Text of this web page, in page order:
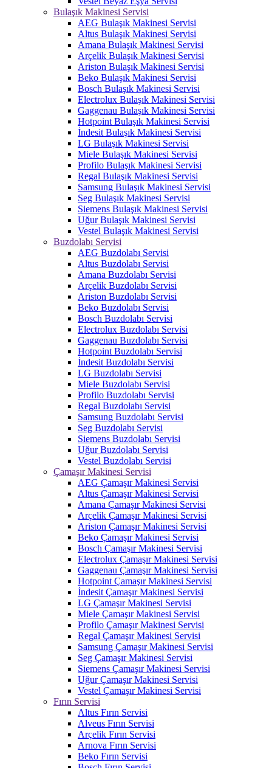
Bulaşık Makinesi Servisi
AEG Bulaşık Makinesi Servisi
Altus Bulaşık Makinesi Servisi
Amana Bulaşık Makinesi Servisi
Arçelik Bulaşık Makinesi Servisi
Ariston Bulaşık Makinesi Servisi
Beko Bulaşık Makinesi Servisi
Bosch Bulaşık Makinesi Servisi
Electrolux Bulaşık Makinesi Servisi
Gaggenau Bulaşık Makinesi Servisi
Hotpoint Bulaşık Makinesi Servisi
İndesit Bulaşık Makinesi Servisi
LG Bulaşık Makinesi Servisi
Miele Bulaşık Makinesi Servisi
Profilo Bulaşık Makinesi Servisi
Regal Bulaşık Makinesi Servisi
Samsung Bulaşık Makinesi Servisi
Seg Bulaşık Makinesi Servisi
Siemens Bulaşık Makinesi Servisi
Uğur Bulaşık Makinesi Servisi
Vestel Bulaşık Makinesi Servisi
Buzdolabı Servisi
AEG Buzdolabı Servisi
Altus Buzdolabı Servisi
Amana Buzdolabı Servisi
Arçelik Buzdolabı Servisi
Ariston Buzdolabı Servisi
Beko Buzdolabı Servisi
Bosch Buzdolabı Servisi
Electrolux Buzdolabı Servisi
Gaggenau Buzdolabı Servisi
Hotpoint Buzdolabı Servisi
İndesit Buzdolabı Servisi
LG Buzdolabı Servisi
Miele Buzdolabı Servisi
Profilo Buzdolabı Servisi
Regal Buzdolabı Servisi
Samsung Buzdolabı Servisi
Seg Buzdolabı Servisi
Siemens Buzdolabı Servisi
Uğur Buzdolabı Servisi
Vestel Buzdolabı Servisi
Çamaşır Makinesi Servisi
AEG Çamaşır Makinesi Servisi
Altus Çamaşır Makinesi Servisi
Amana Çamaşır Makinesi Servisi
Arçelik Çamaşır Makinesi Servisi
Ariston Çamaşır Makinesi Servisi
Beko Çamaşır Makinesi Servisi
Bosch Çamaşır Makinesi Servisi
Electrolux Çamaşır Makinesi Servisi
Gaggenau Çamaşır Makinesi Servisi
Hotpoint Çamaşır Makinesi Servisi
İndesit Çamaşır Makinesi Servisi
LG Çamaşır Makinesi Servisi
Miele Çamaşır Makinesi Servisi
Profilo Çamaşır Makinesi Servisi
Regal Çamaşır Makinesi Servisi
Samsung Çamaşır Makinesi Servisi
Seg Çamaşır Makinesi Servisi
Siemens Çamaşır Makinesi Servisi
Uğur Çamaşır Makinesi Servisi
Vestel Çamaşır Makinesi Servisi
Fırın Servisi
Altus Fırın Servisi
Alveus Fırın Servisi
Arçelik Fırın Servisi
Arnova Fırın Servisi
Beko Fırın Servisi